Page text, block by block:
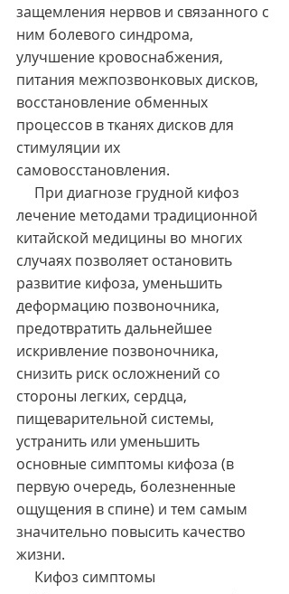
защемления нервов и связанного с
ним болевого синдрома,
улучшение кровоснабжения,
питания межпозвонковых дисков,
восстановление обменных
процессов в тканях дисков для
стимуляции их
самовосстановления.
лечение методами традиционной
китайской медицины во многих
случаях позволяет остановить
развитие кифоза, уменьшить
деформацию позвоночника,
предотвратить дальнейшее
искривление позвоночника,
снизить риск осложнений со
стороны легких, сердца,
пищеварительной системы,
устранить или уменьшить
основные симптомы кифоза (в
первую очередь, болезненные
ощущения в спине) и тем самым
значительно повысить качество
жизни.
     Кифоз симптомы